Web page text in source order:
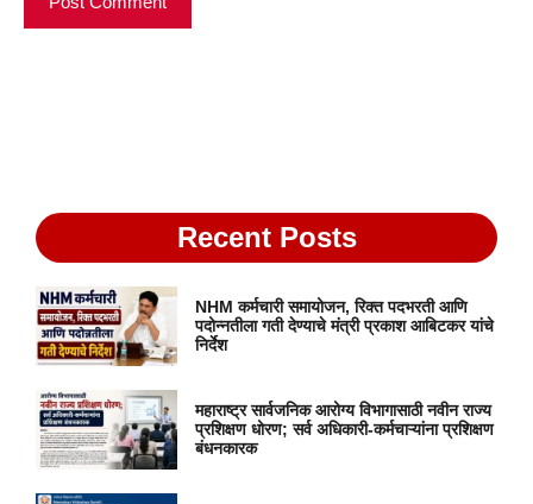
Recent Posts
NHM कर्मचारी समायोजन, रिक्त पदभरती आणि
पदोन्नतीला गती देण्याचे मंत्री प्रकाश आबिटकर यांचे
निर्देश
महाराष्ट्र सार्वजनिक आरोग्य विभागासाठी नवीन राज्य
प्रशिक्षण धोरण; सर्व अधिकारी-कर्मचाऱ्यांना प्रशिक्षण
बंधनकारक